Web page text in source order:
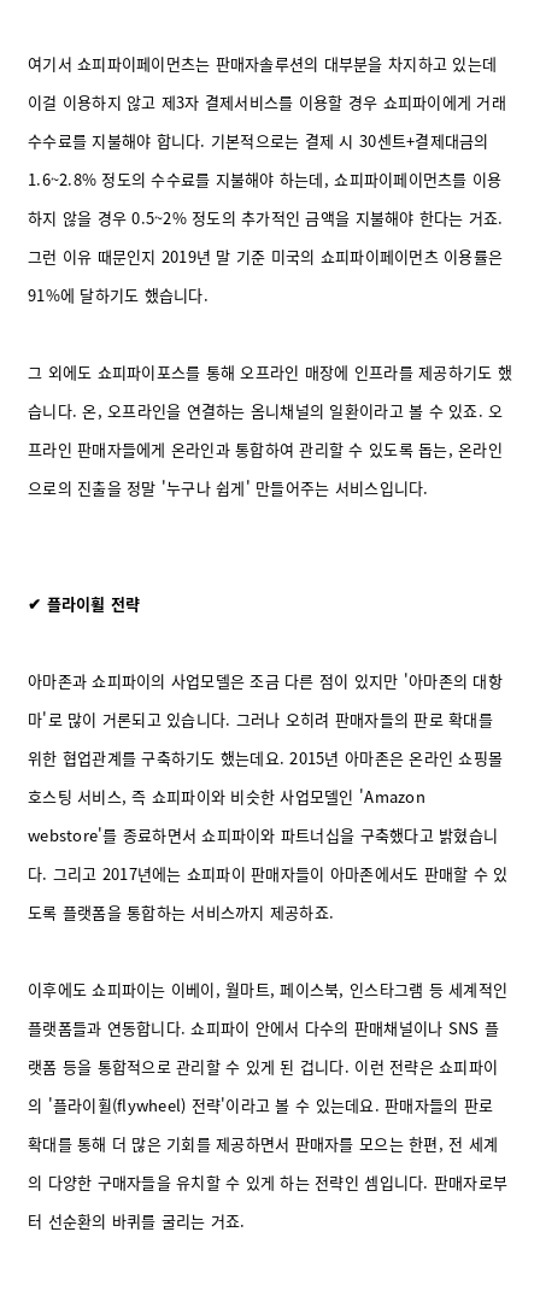
여기서 쇼피파이페이먼츠는 판매자솔루션의 대부분을 차지하고 있는데
이걸 이용하지 않고 제3자 결제서비스를 이용할 경우 쇼피파이에게 거래
수수료를 지불해야 합니다. 기본적으로는 결제 시 30센트+결제대금의
1.6~2.8% 정도의 수수료를 지불해야 하는데, 쇼피파이페이먼츠를 이용
하지 않을 경우 0.5~2% 정도의 추가적인 금액을 지불해야 한다는 거죠.
그런 이유 때문인지 2019년 말 기준 미국의 쇼피파이페이먼츠 이용률은
91%에 달하기도 했습니다.
그 외에도 쇼피파이포스를 통해 오프라인 매장에 인프라를 제공하기도 했
습니다. 온, 오프라인을 연결하는 옴니채널의 일환이라고 볼 수 있죠. 오
프라인 판매자들에게 온라인과 통합하여 관리할 수 있도록 돕는, 온라인
으로의 진출을 정말 '누구나 쉽게' 만들어주는 서비스입니다.
✔ 플라이휠 전략
아마존과 쇼피파이의 사업모델은 조금 다른 점이 있지만 '아마존의 대항
마'로 많이 거론되고 있습니다. 그러나 오히려 판매자들의 판로 확대를
위한 협업관계를 구축하기도 했는데요. 2015년 아마존은 온라인 쇼핑몰
호스팅 서비스, 즉 쇼피파이와 비슷한 사업모델인 'Amazon
webstore'를 종료하면서 쇼피파이와 파트너십을 구축했다고 밝혔습니
다. 그리고 2017년에는 쇼피파이 판매자들이 아마존에서도 판매할 수 있
도록 플랫폼을 통합하는 서비스까지 제공하죠.
이후에도 쇼피파이는 이베이, 월마트, 페이스북, 인스타그램 등 세계적인
플랫폼들과 연동합니다. 쇼피파이 안에서 다수의 판매채널이나 SNS 플
랫폼 등을 통합적으로 관리할 수 있게 된 겁니다. 이런 전략은 쇼피파이
의 '플라이휠(flywheel) 전략'이라고 볼 수 있는데요. 판매자들의 판로
확대를 통해 더 많은 기회를 제공하면서 판매자를 모으는 한편, 전 세계
의 다양한 구매자들을 유치할 수 있게 하는 전략인 셈입니다. 판매자로부
터 선순환의 바퀴를 굴리는 거죠.